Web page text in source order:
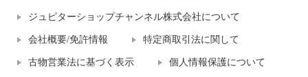
ジュピターショップチャンネル株式会社について
会社概要/免許情報 特定商取引法に関して
古物営業法に基づく表示 個人情報保護について